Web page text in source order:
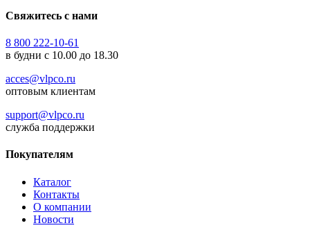
Свяжитесь с нами
8 800 222-10-61
в будни с 10.00 до 18.30
acces@vlpco.ru
оптовым клиентам
support@vlpco.ru
служба поддержки
Покупателям
Каталог
Контакты
О компании
Новости